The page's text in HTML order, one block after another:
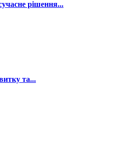
рішення...
та...